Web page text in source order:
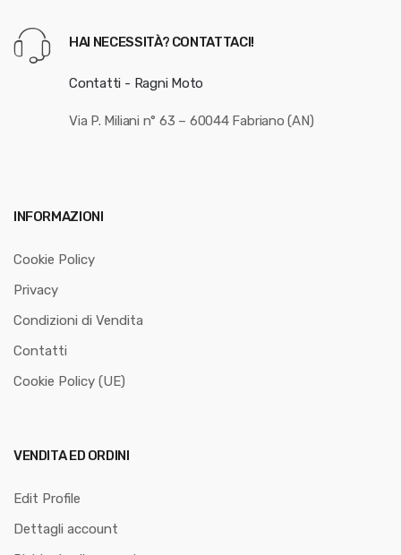
HAI NECESSITÀ? CONTATTACI!
Contatti - Ragni Moto
Via P. Miliani n° 63 – 60044 Fabriano (AN)
INFORMAZIONI
Cookie Policy
Privacy
Condizioni di Vendita
Contatti
Cookie Policy (UE)
VENDITA ED ORDINI
Edit Profile
Dettagli account